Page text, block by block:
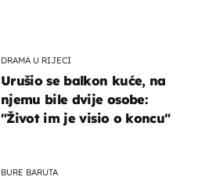
DRAMA U RIJECI
Urušio se balkon kuće, na
njemu bile dvije osobe:
"Život im je visio o koncu"
BURE BARUTA